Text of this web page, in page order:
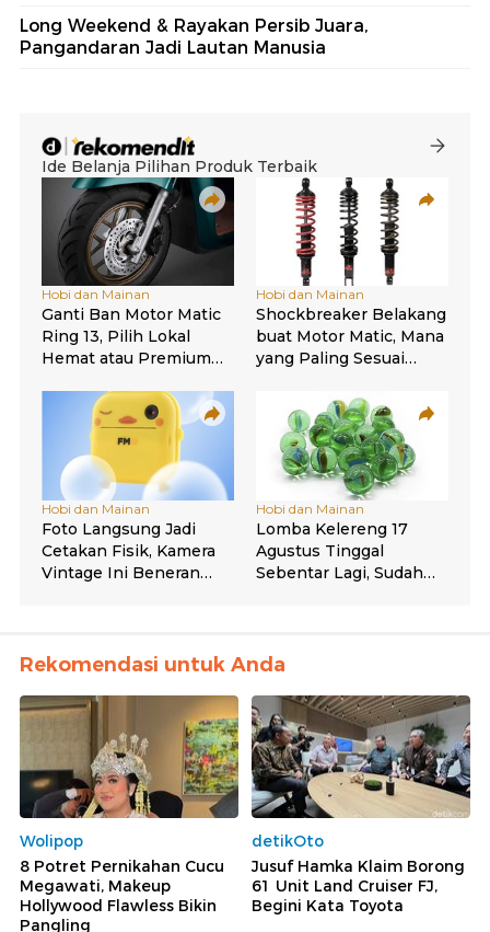
Long Weekend & Rayakan Persib Juara,
Pangandaran Jadi Lautan Manusia
Rekomendasi untuk Anda
Wolipop
8 Potret Pernikahan Cucu
Megawati, Makeup
Hollywood Flawless Bikin
Pangling
detikOto
Jusuf Hamka Klaim Borong
61 Unit Land Cruiser FJ,
Begini Kata Toyota